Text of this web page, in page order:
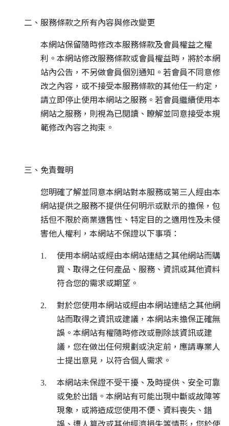
二、服務條款之所有內容與修改變更
本網站保留隨時修改本服務條款及會員權益之權
利。本網站修改服務條款或會員權益時，將於本網
站內公告，不另做會員個別通知。若會員不同意修
改之內容，或不接受本服務條款的其他任一約定，
請立即停止使用本網站之服務。若會員繼續使用本
網站之服務，則視為已閱讀、瞭解並同意接受本規
範修改內容之拘束。
三、免責聲明
您明確了解並同意本網站對本服務或第三人經由本
網站提供之服務不提供任何明示或默示的擔保，包
括但不限於商業適售性、特定目的之適用性及未侵
害他人權利，本網站不保證以下事項：
1. 使用本網站或經由本網站連結之其他網站而購
買、取得之任何產品、服務、資訊或其他資料
符合您的需求或期望。
2. 對於您使用本網站或經由本網站連結之其他網
站而取得之資訊或建議，本網站未擔保正確無
誤。本網站有權隨時修改或刪除該資訊或建
議，您在做出任何規劃或決定前，應請專業人
士提出意見，以符合個人需求。
3. 本網站未保證不受干擾、及時提供、安全可靠
或免於出錯。本網站有可能出現中斷或故障等
現象，或將造成您使用不便、資料喪失、錯